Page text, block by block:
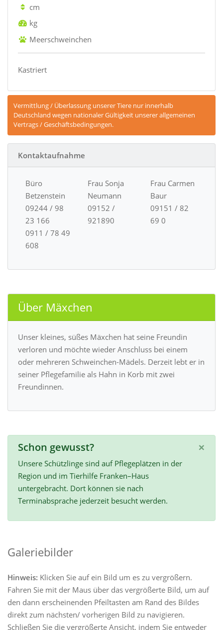
cm
kg
Meerschweinchen
Kastriert
Vermittlung / Überlassung unserer Tiere nur innerhalb
Deutschland wegen nationaler Gültigkeit unserer allgemeinen
Vertrags / Geschäftsbedingungen.
Kontaktaufnahme
Büro
Betzenstein
09244 / 98
23 166
0911 / 78 49
608
Frau Sonja
Neumann
09152 /
921890
Frau Carmen
Baur
09151 / 82
69 0
Über Mäxchen
Unser kleines, süßes Mäxchen hat seine Freundin
verloren und möchte wieder Anschluss bei einem
oder mehreren Schweinchen-Mädels. Derzeit lebt er in
seiner Pflegefamilie als Hahn in Korb mit zwei
Freundinnen.
×
Schon gewusst?
Unsere Schützlinge sind auf Pflegeplätzen in der
Region und im Tierhilfe Franken–Haus
untergebracht. Dort können sie nach
Terminabsprache jederzeit besucht werden.
Galeriebilder
Hinweis: Klicken Sie auf ein Bild um es zu vergrößern.
Fahren Sie mit der Maus über das vergrößerte Bild, um auf
den dann erscheinenden Pfeiltasten am Rand des Bildes
direkt zum nächsten/ vorherigen Bild zu navigieren.
Schließen Sie die vergrößerte Ansicht, indem Sie entweder